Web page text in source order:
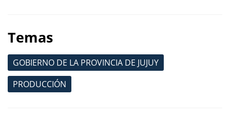
Temas
GOBIERNO DE LA PROVINCIA DE JUJUY
PRODUCCIÓN